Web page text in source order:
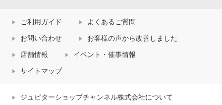
ご利用ガイド よくあるご質問
お問い合わせ お客様の声から改善しました
店舗情報 イベント・催事情報
サイトマップ
ジュピターショップチャンネル株式会社について